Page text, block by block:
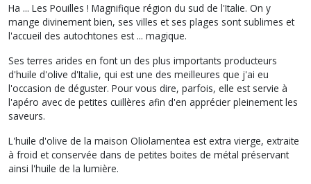
Ha ... Les Pouilles ! Magnifique région du sud de l'Italie. On y
mange divinement bien, ses villes et ses plages sont sublimes et
l'accueil des autochtones est ... magique.
Ses terres arides en font un des plus importants producteurs
d'huile d'olive d'Italie, qui est une des meilleures que j'ai eu
l'occasion de déguster. Pour vous dire, parfois, elle est servie à
l'apéro avec de petites cuillères afin d'en apprécier pleinement les
saveurs.
L'huile d'olive de la maison Oliolamentea est extra vierge, extraite
à froid et conservée dans de petites boites de métal préservant
ainsi l'huile de la lumière.